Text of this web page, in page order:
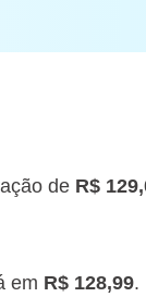
de R$
em R$ 128,99.